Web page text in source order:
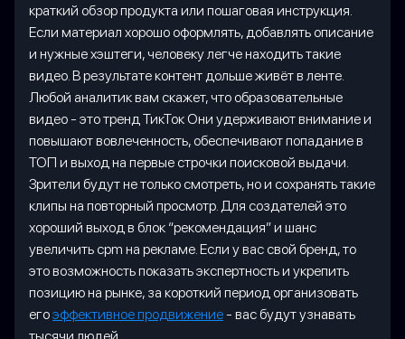
краткий обзор продукта или пошаговая инструкция.
Если материал хорошо оформлять, добавлять описание
и нужные хэштеги, человеку легче находить такие
видео. В результате контент дольше живёт в ленте.
Любой аналитик вам скажет, что образовательные
видео - это тренд ТикТок Они удерживают внимание и
повышают вовлеченность, обеспечивают попадание в
ТОП и выход на первые строчки поисковой выдачи.
Зрители будут не только смотреть, но и сохранять такие
клипы на повторный просмотр. Для создателей это
хороший выход в блок “рекомендация” и шанс
увеличить cpm на рекламе. Если у вас свой бренд, то
это возможность показать экспертность и укрепить
позицию на рынке, за короткий период организовать
егоэффективное продвижение- вас будут узнавать